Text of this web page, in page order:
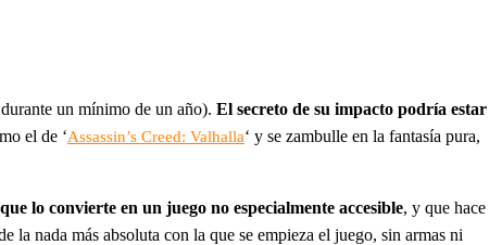
un mínimo de un año). El secreto de su impacto podría estar
el de ‘Assassin’s Creed: Valhalla‘ y se zambulle en la fantasía pura,
lo convierte en un juego no especialmente accesible, y que hace
la nada más absoluta con la que se empieza el juego, sin armas ni